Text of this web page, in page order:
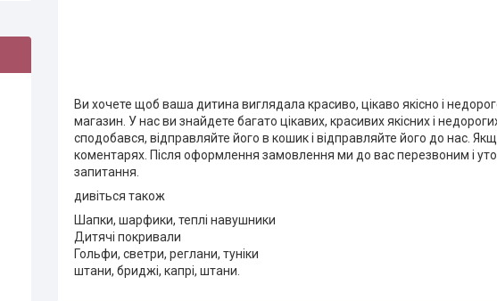
Ви хочете щоб ваша дитина виглядала красиво, цікаво якісно і
магазин. У нас ви знайдете багато цікавих, красивих якісних і
сподобався, відправляйте його в кошик і відправляйте його до нас.
коментарях. Після оформлення замовлення ми до вас перезвоним і
запитання.
дивіться також
Шапки, шарфики, теплі навушники
Дитячі покривали
Гольфи, светри, реглани, туніки
штани, бриджі, капрі, штани.